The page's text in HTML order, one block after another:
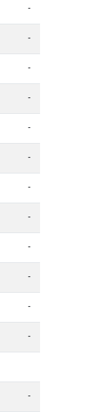
-
-
-
-
-
-
-
-
-
-
-
-
-